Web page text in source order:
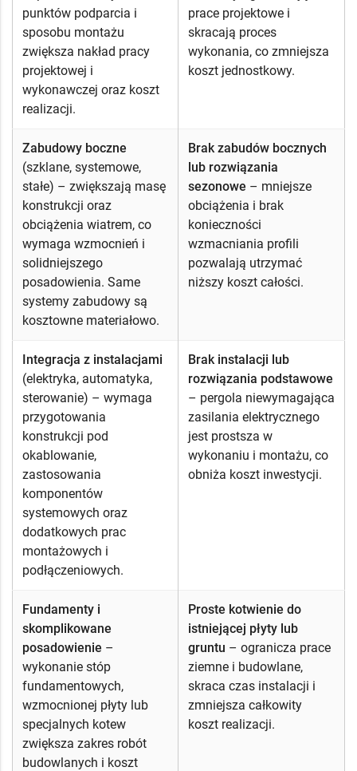
punktów podparcia i
sposobu montażu
zwiększa nakład pracy
projektowej i
wykonawczej oraz koszt
realizacji.
prace projektowe i
skracają proces
wykonania, co zmniejsza
koszt jednostkowy.
Zabudowy boczne
(szklane, systemowe,
stałe) – zwiększają masę
konstrukcji oraz
obciążenia wiatrem, co
wymaga wzmocnień i
solidniejszego
posadowienia. Same
systemy zabudowy są
kosztowne materiałowo.
Brak zabudów bocznych
lub rozwiązania
sezonowe – mniejsze
obciążenia i brak
konieczności
wzmacniania profili
pozwalają utrzymać
niższy koszt całości.
Integracja z instalacjami
(elektryka, automatyka,
sterowanie) – wymaga
przygotowania
konstrukcji pod
okablowanie,
zastosowania
komponentów
systemowych oraz
dodatkowych prac
montażowych i
podłączeniowych.
Brak instalacji lub
rozwiązania podstawowe
– pergola niewymagająca
zasilania elektrycznego
jest prostsza w
wykonaniu i montażu, co
obniża koszt inwestycji.
Fundamenty i
skomplikowane
posadowienie –
wykonanie stóp
fundamentowych,
wzmocnionej płyty lub
specjalnych kotew
zwiększa zakres robót
budowlanych i koszt
Proste kotwienie do
istniejącej płyty lub
gruntu – ogranicza prace
ziemne i budowlane,
skraca czas instalacji i
zmniejsza całkowity
koszt realizacji.